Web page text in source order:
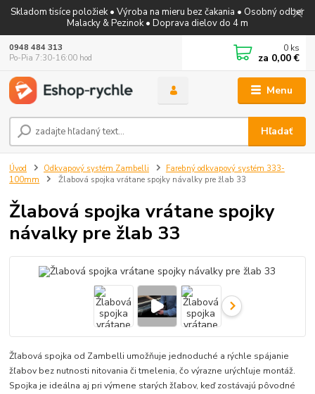
Skladom tisíce položiek • Výroba na mieru bez čakania • Osobný odber
Malacky & Pezinok • Doprava dielov do 4 m
Menu
Hľadať
0948 484 313
Po-Pia 7:30-16:00 hod
0 ks
za 0,00 €
Úvod Odkvapový systém Zambelli
Farebný odkvapový systém 333-
100mm
Žlabová spojka vrátane spojky návalky pre žlab 33
Žlabová spojka vrátane spojky
návalky pre žlab 33
Žľabová spojka od Zambelli umožňuje jednoduché a rýchle spájanie
žľabov bez nutnosti nitovania či tmelenia, čo výrazne urýchľuje montáž.
Spojka je ideálna aj pri výmene starých žľabov, keď zostávajú pôvodné